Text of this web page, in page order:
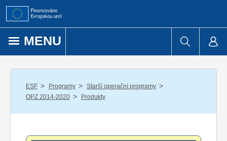
Přejít k obsahu
MENU
ESF / Programy / Starší operační programy /
OPZ 2014-2020 / Produkty